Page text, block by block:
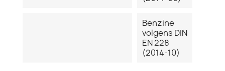
Benzine
volgens DIN
EN 228
(2014-10)